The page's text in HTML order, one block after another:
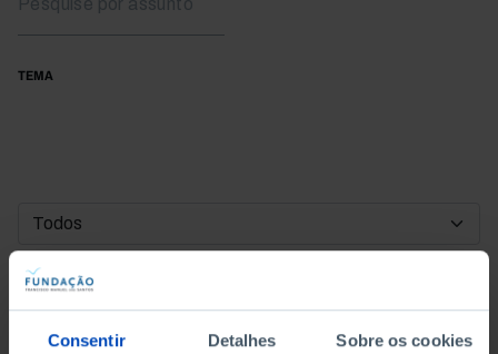
Consentir Detalhes Sobre os cookies
TEMA
DATA DE INÍCIO
DATA DE FIM